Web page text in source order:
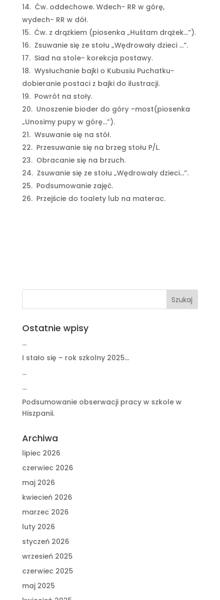
Ćw. oddechowe. Wdech- RR w górę,
wydech- RR w dół.
Ćw. z drążkiem (piosenka „Huśtam drążek…”).
Zsuwanie się ze stołu „Wędrowały dzieci …”.
Siad na stole- korekcja postawy.
Wysłuchanie bajki o Kubusiu Puchatku-
dobieranie postaci z bajki do ilustracji.
Powrót na stoły.
Unoszenie bioder do góry –most(piosenka
„Unosimy pupy w górę…”).
Wsuwanie się na stół.
Przesuwanie się na brzeg stołu P/L.
Obracanie się na brzuch.
Zsuwanie się ze stołu „Wędrowały dzieci…”.
Podsumowanie zajęć.
Przejście do toalety lub na materac.
Ostatnie wpisy
…
I stało się – rok szkolny 2025…
…
…
Podsumowanie obserwacji pracy w szkole w
Hiszpanii.
Archiwa
lipiec 2026
czerwiec 2026
maj 2026
kwiecień 2026
marzec 2026
luty 2026
styczeń 2026
wrzesień 2025
czerwiec 2025
maj 2025